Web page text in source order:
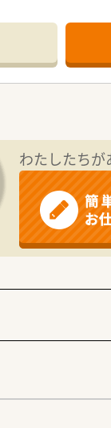
年齢や経験を
ため、管理薬
風があるため
エリアで合計39
多角的な事業
企業としての
年収600万円
ため、プライ
差して腰を据
わたしたちが